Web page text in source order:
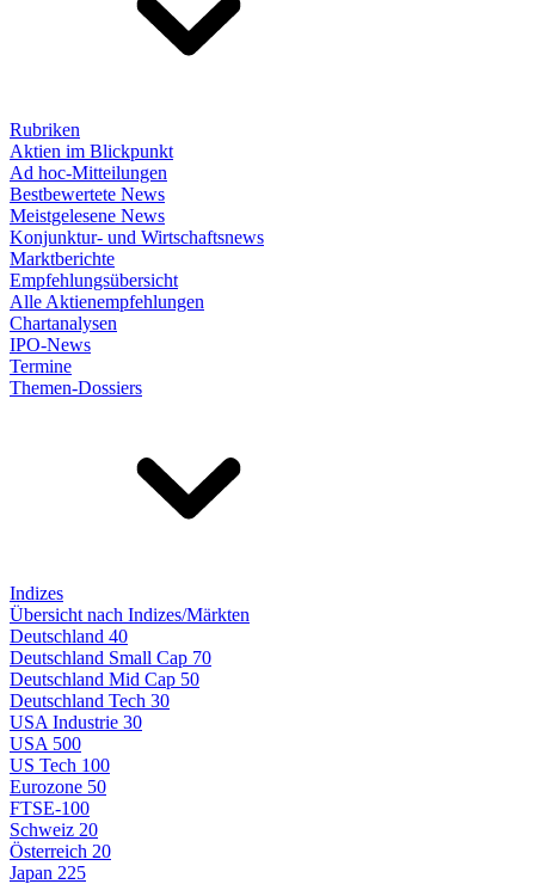
Rubriken
Aktien im Blickpunkt
Ad hoc-Mitteilungen
Bestbewertete News
Meistgelesene News
Konjunktur- und Wirtschaftsnews
Marktberichte
Empfehlungsübersicht
Alle Aktienempfehlungen
Chartanalysen
IPO-News
Termine
Themen-Dossiers
Indizes
Übersicht nach Indizes/Märkten
Deutschland 40
Deutschland Small Cap 70
Deutschland Mid Cap 50
Deutschland Tech 30
USA Industrie 30
USA 500
US Tech 100
Eurozone 50
FTSE-100
Schweiz 20
Österreich 20
Japan 225